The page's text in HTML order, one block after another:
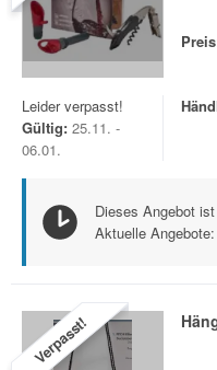
Leider verpasst!
Gültig: 25.11. -
06.01.
Dieses Angebot
Aktuelle Angebote:
Verpasst!